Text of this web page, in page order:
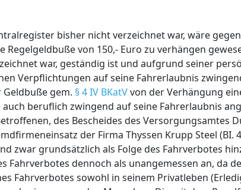
bisher nicht verzeichnet war, wäre
Regelgeldbuße von 150,- Euro zu verhängen
war, geständig ist und aufgrund seiner
Verpflichtungen auf seine Fahrerlaubnis
gem. § 4 IV BKatVvon der Verhängung
auch beruflich zwingend auf seine Fahrerlaubnis
des Bescheides des Versorgungsamtes
der Firma Thyssen Krupp Steel (BI.
zwar grundsätzlich als Folge des Fahrverbotes
Fahrverbotes dennoch als unangemessen an, da
Fahrverbotes sowohl in seinem Privatleben